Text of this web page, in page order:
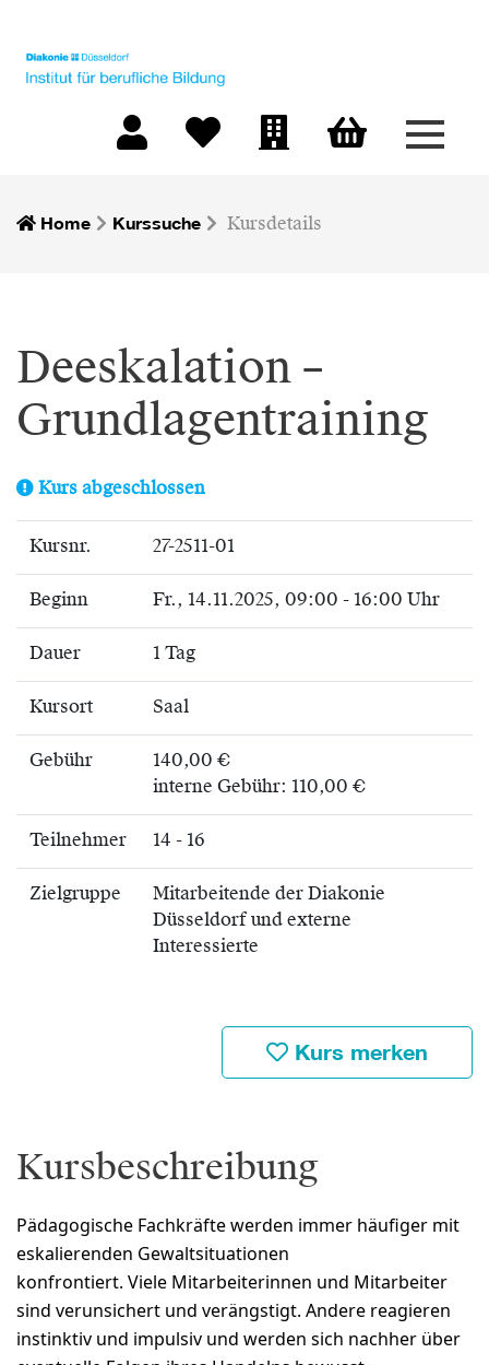
Menü
Home Kurssuche Kursdetails
Deeskalation –
Grundlagentraining
Kurs abgeschlossen
Kursnr. 27-2511-01
Beginn Fr., 14.11.2025, 09:00 - 16:00 Uhr
Dauer 1 Tag
Kursort Saal
Gebühr
140,00 €
interne Gebühr: 110,00 €
Teilnehmer 14 - 16
Zielgruppe
Mitarbeitende der Diakonie
Düsseldorf und externe
Interessierte
Kurs merken
Kursbeschreibung
Pädagogische Fachkräfte werden immer häufiger mit
eskalierenden Gewaltsituationen
konfrontiert. Viele Mitarbeiterinnen und Mitarbeiter
sind verunsichert und verängstigt. Andere reagieren
instinktiv und impulsiv und werden sich nachher über